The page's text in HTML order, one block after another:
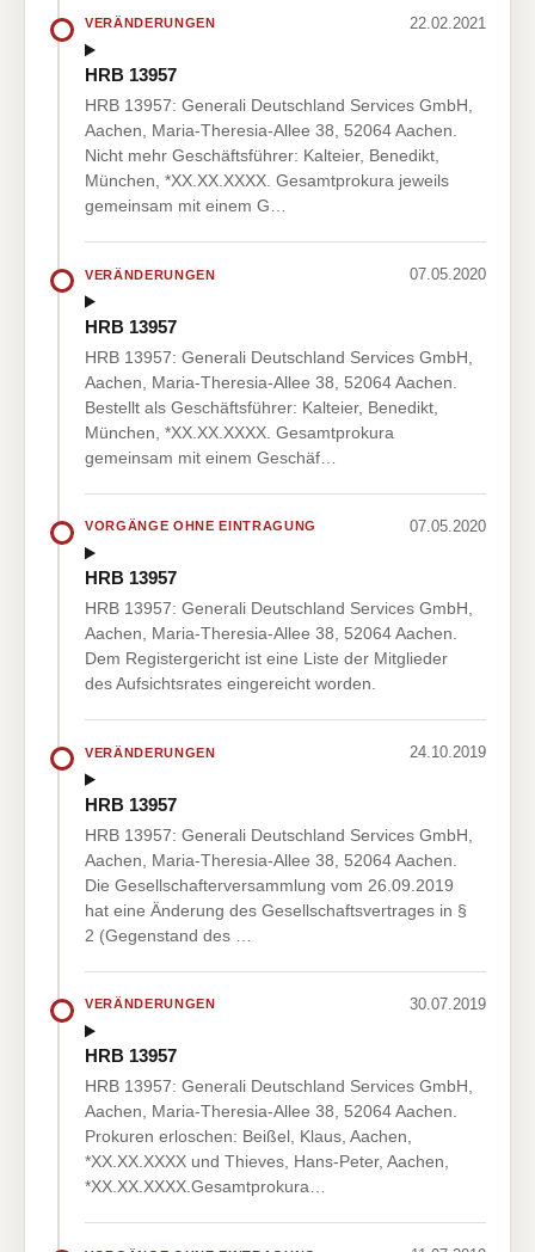
VERÄNDERUNGEN 22.02.2021
HRB 13957
HRB 13957: Generali Deutschland Services GmbH,
Aachen, Maria-Theresia-Allee 38, 52064 Aachen.
Nicht mehr Geschäftsführer: Kalteier, Benedikt,
München, *XX.XX.XXXX. Gesamtprokura jeweils
gemeinsam mit einem G…
VERÄNDERUNGEN 07.05.2020
HRB 13957
HRB 13957: Generali Deutschland Services GmbH,
Aachen, Maria-Theresia-Allee 38, 52064 Aachen.
Bestellt als Geschäftsführer: Kalteier, Benedikt,
München, *XX.XX.XXXX. Gesamtprokura
gemeinsam mit einem Geschäf…
VORGÄNGE OHNE EINTRAGUNG 07.05.2020
HRB 13957
HRB 13957: Generali Deutschland Services GmbH,
Aachen, Maria-Theresia-Allee 38, 52064 Aachen.
Dem Registergericht ist eine Liste der Mitglieder
des Aufsichtsrates eingereicht worden.
VERÄNDERUNGEN 24.10.2019
HRB 13957
HRB 13957: Generali Deutschland Services GmbH,
Aachen, Maria-Theresia-Allee 38, 52064 Aachen.
Die Gesellschafterversammlung vom 26.09.2019
hat eine Änderung des Gesellschaftsvertrages in §
2 (Gegenstand des …
VERÄNDERUNGEN 30.07.2019
HRB 13957
HRB 13957: Generali Deutschland Services GmbH,
Aachen, Maria-Theresia-Allee 38, 52064 Aachen.
Prokuren erloschen: Beißel, Klaus, Aachen,
*XX.XX.XXXX und Thieves, Hans-Peter, Aachen,
*XX.XX.XXXX.Gesamtprokura…